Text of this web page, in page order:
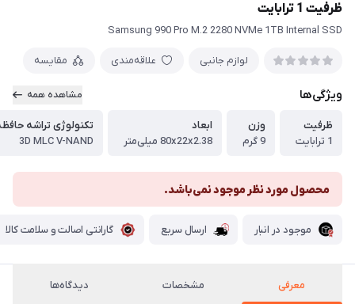
ظرفیت 1 ترابایت
Samsung 990 Pro M.2 2280 NVMe 1TB Internal SSD
لوازم جانبی علاقه‌مندی مقایسه
ویژگی‌ها مشاهده همه
ظرفیت
1 ترابایت
وزن
9 گرم
ابعاد
80x22x2.38 میلی‌متر
تکنولوژی تراشه
3D MLC V-NAND
محصول مورد نظر موجود نمی‌باشد.
موجود در انبار ارسال سریع گارانتی اصالت و سلامت کالا
معرفی مشخصات دیدگاه‌ها